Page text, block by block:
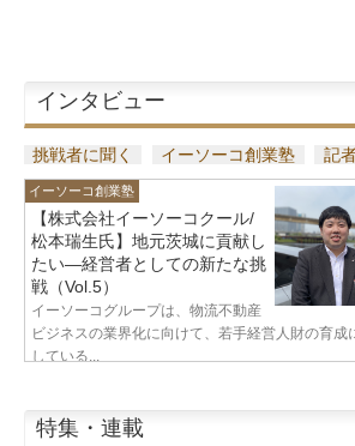
インタビュー
挑戦者に聞く イーソーコ創業塾 記
イーソーコ創業塾
【株式会社イーソーコクール/
松本瑞生氏】地元茨城に貢献し
たい—経営者としての新たな挑
戦（Vol.5）
イーソーコグループは、物流不動産
ビジネスの業界化に向けて、若手経営人財の育成
している...
特集・連載